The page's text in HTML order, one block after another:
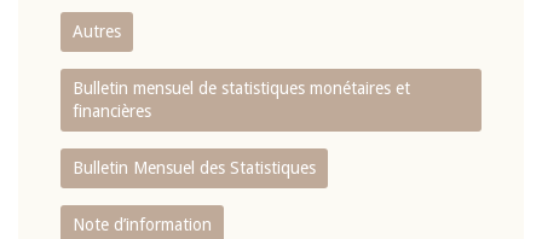
Autres
Bulletin mensuel de statistiques monétaires et
financières
Bulletin Mensuel des Statistiques
Note d’information